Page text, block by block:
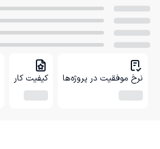
نرخ موفقیت در پروژه‌ها کیفیت کار